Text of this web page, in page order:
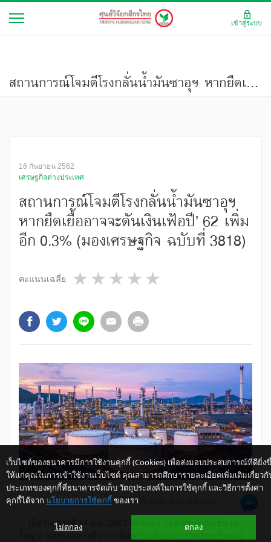
สถานการณ์โจมตีโรงกลั่นน้ำมันซาอุฯ หากยืดเยื้ออาจจะดันเงินเฟ้อปี’ 62 เพิ่มอีก 0.3% (มองเศรษฐกิจ ฉบับที่ 3818)
16 กันยายน 2562
เศรษฐกิจต่างประเทศ
สถานการณ์โจมตีโรงกลั่นน้ำมันซาอุฯ
หากยืดเยื้ออาจจะดันเงินเฟ้อปี’ 62 เพิ่ม
อีก 0.3% (มองเศรษฐกิจ ฉบับที่ 3818)
คะแนนเฉลี่ย 4 stars
3 stars
2 stars
1 star
เมื่อวันเสาร์ที่ 14 ก.ย. 2562 ที่ผ่านมา โรงกลั่นน้ำมันขนาด
เว็บไซต์ของธนาคารมีการใช้งานคุกกี้ (Cookies) เพื่อส่งมอบประสบการณ์ที่ดียิ่ง
ให้แก่คุณในการเข้าใช้งานเว็บไซต์ คุณสามารถศึกษารายละเอียดเพิ่มเติมเกี่ยวกั
ประเภทของคุกกี้ที่ธนาคารจัดเก็บ วัตถุประสงค์ในการใช้คุกกี้ และวิธีการตั้งค่า
คุกกี้ได้จาก นโยบายการใช้คุกกี้ ของเรา
ไม่ตกลง ตกลง
เข้าสู่ระบบ
ให้ K-Buddy ช่วยเหลือคุณ